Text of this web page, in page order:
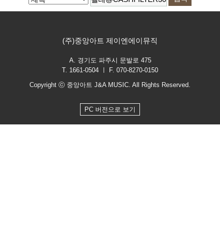
(주)중앙아트 제이엔에이뮤직
A. 경기도 파주시 문발로 475
T. 1661-0504 ㅣ F. 070-8270-0150
Copyright ⓒ 중앙아트 J&A MUSIC. All Rights Reserved.
PC 버전으로 보기